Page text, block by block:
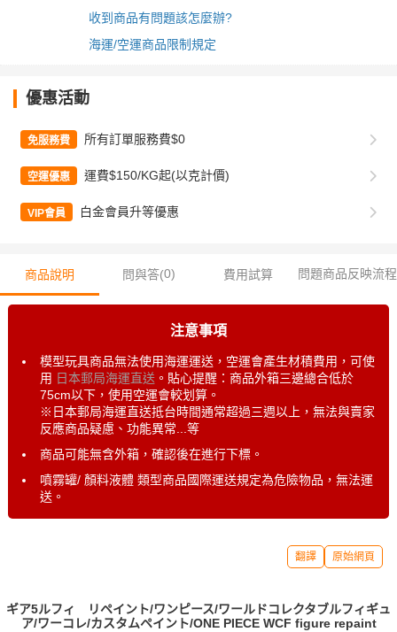
收到商品有問題該怎麼辦?
海運/空運商品限制規定
優惠活動
免服務費 所有訂單服務費$0
空運優惠 運費$150/KG起(以克計價)
VIP會員 白金會員升等優惠
商品說明 問與答(0) 費用試算 問題商品反映流程
注意事項
模型玩具商品無法使用海運運送，空運會產生材積費用，可使
用 日本郵局海運直送。貼心提醒：商品外箱三邊總合低於
75cm以下，使用空運會較划算。
※日本郵局海運直送抵台時間通常超過三週以上，無法與賣家
反應商品疑慮、功能異常...等
商品可能無含外箱，確認後在進行下標。
噴霧罐/ 顏料液體 類型商品國際運送規定為危險物品，無法運
送。
翻譯 原始網頁
ギア5ルフィ リペイント/ワンピース/ワールドコレクタブルフィギュ
ア/ワーコレ/カスタムペイント/ONE PIECE WCF figure repaint